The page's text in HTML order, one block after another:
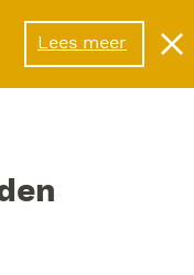
Lees meer
Menu